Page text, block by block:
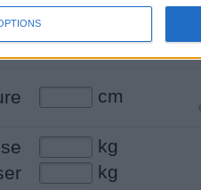
une femme
cm
kg
kg